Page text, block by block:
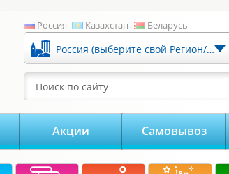
Россия Казахстан Беларусь
Россия (выберите свой Регион/Город)
Поиск по сайту
Акции Самовывоз